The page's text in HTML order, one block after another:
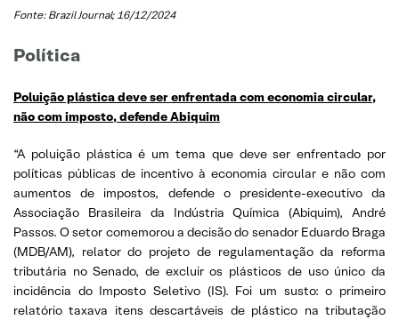
Fonte: Brazil Journal; 16/12/2024
Política
Poluição plástica deve ser enfrentada com economia circular,
não com imposto, defende Abiquim
“A poluição plástica é um tema que deve ser enfrentado por
políticas públicas de incentivo à economia circular e não com
aumentos de impostos, defende o presidente-executivo da
Associação Brasileira da Indústria Química (Abiquim), André
Passos. O setor comemorou a decisão do senador Eduardo Braga
(MDB/AM), relator do projeto de regulamentação da reforma
tributária no Senado, de excluir os plásticos de uso único da
incidência do Imposto Seletivo (IS). Foi um susto: o primeiro
relatório taxava itens descartáveis de plástico na tributação